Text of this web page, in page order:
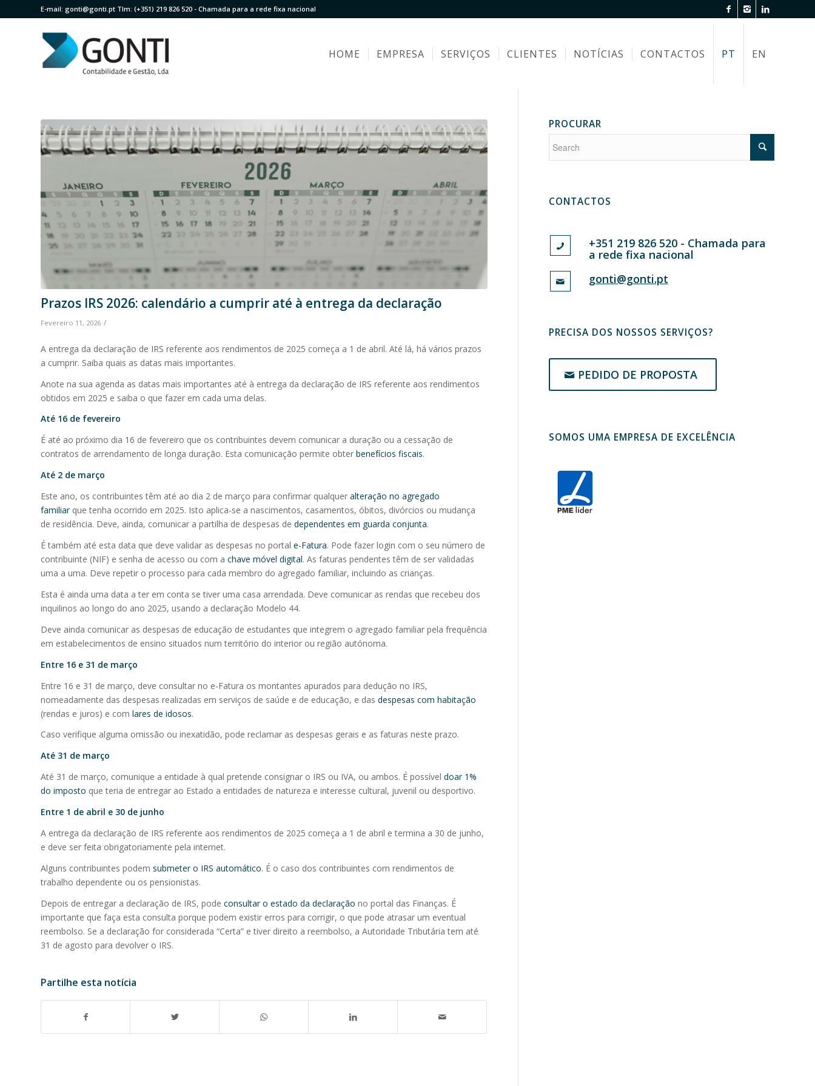
E-mail: gonti@gonti.pt Tlm: (+351) 219 826 520 - Chamada para a rede fixa nacional
HOME EMPRESA SERVIÇOS CLIENTES NOTÍCIAS CONTACTOS PT EN
Prazos IRS 2026: calendário a cumprir até à entrega da declaração
Fevereiro 11, 2026 /
A entrega da declaração de IRS referente aos rendimentos de 2025 começa a 1 de abril. Até lá, há vários prazos
a cumprir. Saiba quais as datas mais importantes.
Anote na sua agenda as datas mais importantes até à entrega da declaração de IRS referente aos rendimentos
obtidos em 2025 e saiba o que fazer em cada uma delas.
Até 16 de fevereiro
É até ao próximo dia 16 de fevereiro que os contribuintes devem comunicar a duração ou a cessação de
contratos de arrendamento de longa duração. Esta comunicação permite obter benefícios fiscais.
Até 2 de março
Este ano, os contribuintes têm até ao dia 2 de março para confirmar qualquer alteração no agregado
familiarque tenha ocorrido em 2025. Isto aplica-se a nascimentos, casamentos, óbitos, divórcios ou mudança
de residência. Deve, ainda, comunicar a partilha de despesas de dependentes em guarda conjunta.
É também até esta data que deve validar as despesas no portal e-Fatura. Pode fazer login com o seu número de
contribuinte (NIF) e senha de acesso ou com a chave móvel digital. As faturas pendentes têm de ser validadas
uma a uma. Deve repetir o processo para cada membro do agregado familiar, incluindo as crianças.
Esta é ainda uma data a ter em conta se tiver uma casa arrendada. Deve comunicar as rendas que recebeu dos
inquilinos ao longo do ano 2025, usando a declaração Modelo 44.
Deve ainda comunicar as despesas de educação de estudantes que integrem o agregado familiar pela frequência
em estabelecimentos de ensino situados num território do interior ou região autónoma.
Entre 16 e 31 de março
Entre 16 e 31 de março, deve consultar no e-Fatura os montantes apurados para dedução no IRS,
nomeadamente das despesas realizadas em serviços de saúde e de educação, e das despesas com habitação
(rendas e juros) e com lares de idosos.
Caso verifique alguma omissão ou inexatidão, pode reclamar as despesas gerais e as faturas neste prazo.
Até 31 de março
Até 31 de março, comunique a entidade à qual pretende consignar o IRS ou IVA, ou ambos. É possível doar 1%
do imposto que teria de entregar ao Estado a entidades de natureza e interesse cultural, juvenil ou desportivo.
Entre 1 de abril e 30 de junho
A entrega da declaração de IRS referente aos rendimentos de 2025 começa a 1 de abril e termina a 30 de junho,
e deve ser feita obrigatoriamente pela internet.
Alguns contribuintes podem submeter o IRS automático. É o caso dos contribuintes com rendimentos de
trabalho dependente ou os pensionistas.
Depois de entregar a declaração de IRS, pode consultar o estado da declaração no portal das Finanças. É
importante que faça esta consulta porque podem existir erros para corrigir, o que pode atrasar um eventual
reembolso. Se a declaração for considerada “Certa” e tiver direito a reembolso, a Autoridade Tributária tem até
31 de agosto para devolver o IRS.
Partilhe esta notícia
PROCURAR
CONTACTOS
+351 219 826 520 - Chamada para
a rede fixa nacional
gonti@gonti.pt
PRECISA DOS NOSSOS SERVIÇOS?
PEDIDO DE PROPOSTA
SOMOS UMA EMPRESA DE EXCELÊNCIA